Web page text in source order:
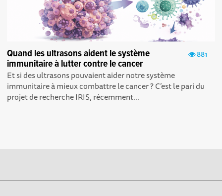
881
Quand les ultrasons aident le système
immunitaire à lutter contre le cancer
Et si des ultrasons pouvaient aider notre système
immunitaire à mieux combattre le cancer ? C’est le pari du
projet de recherche IRIS, récemment...